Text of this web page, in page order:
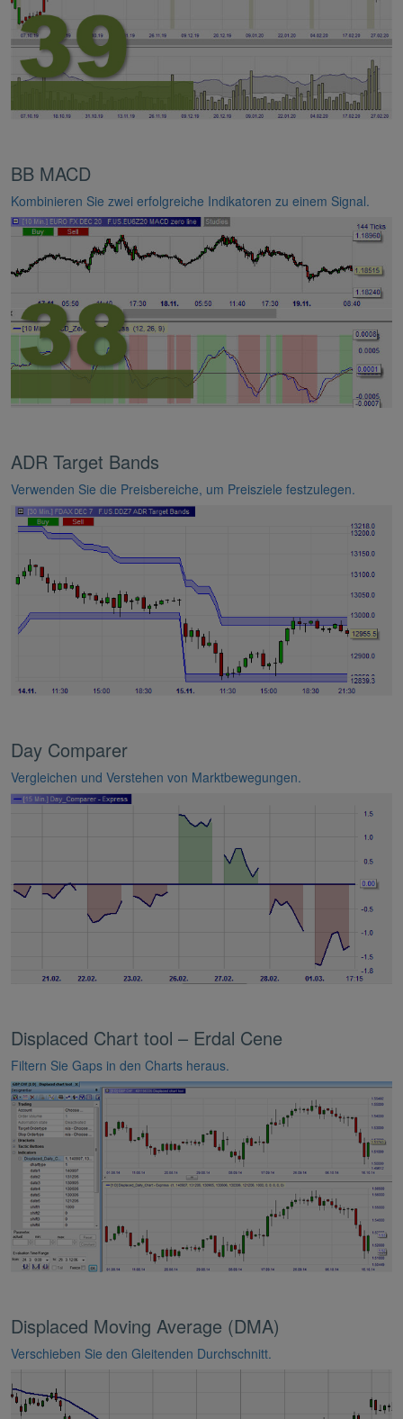
BB MACD
Kombinieren Sie zwei erfolgreiche Indikatoren zu einem Signal.
ADR Target Bands
Verwenden Sie die Preisbereiche, um Preisziele festzulegen.
Day Comparer
Vergleichen und Verstehen von Marktbewegungen.
Displaced Chart tool – Erdal Cene
Filtern Sie Gaps in den Charts heraus.
Displaced Moving Average (DMA)
Verschieben Sie den Gleitenden Durchschnitt.